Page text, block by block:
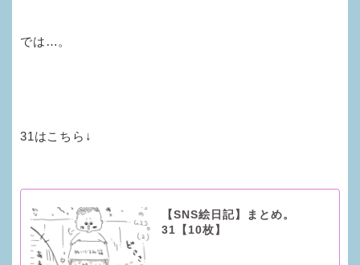
では…。
31はこちら↓
【SNS絵日記】まとめ。
31【10枚】